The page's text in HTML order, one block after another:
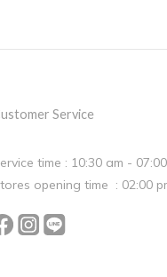
Service
time : 10:30 am -
opening time : 02:00